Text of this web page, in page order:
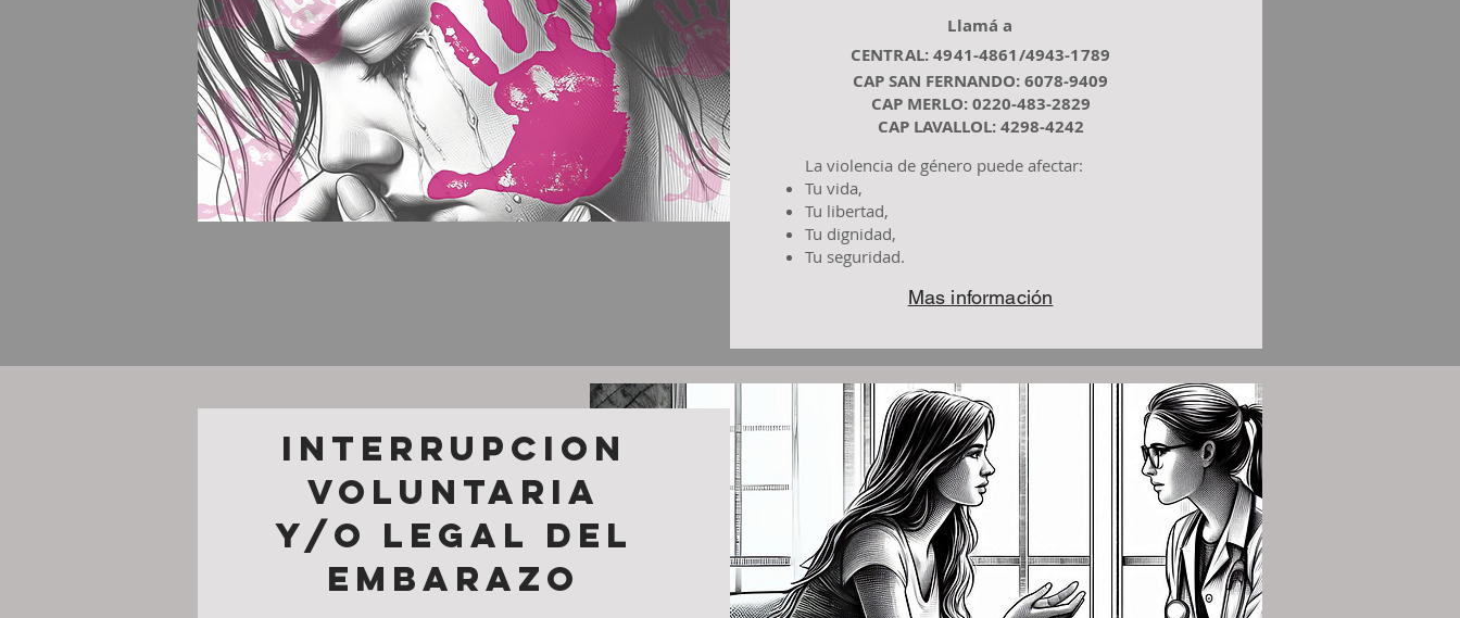
Llamá a
CENTRAL: 4941-4861/4943-1789
CAP SAN FERNANDO: 6078-9409
CAP MERLO: 0220-483-2829
CAP LAVALLOL: 4298-4242​
La violencia de género puede afectar:
Tu vida,
Tu libertad,
Tu dignidad,
Tu seguridad.
Mas información
INTERRUPCION
VOLUNTARIA
Y/O LEGAL DEL
EMBARAZO